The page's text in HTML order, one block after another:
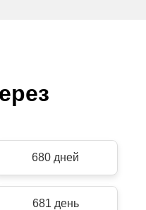
680 дней
681 день